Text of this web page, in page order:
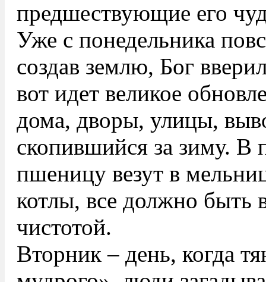
предшествующие его
Уже с понедельника
создав землю, Бог
вот идет великое
дома, дворы, улицы,
скопившийся за зиму. В
пшеницу везут в
котлы, все должно быть
чистотой.
Вторник – день, когда